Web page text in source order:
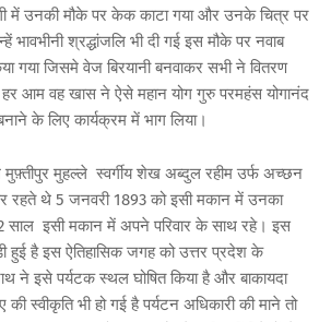
में उनकी मौके पर केक काटा गया और उनके चित्र पर
भावभीनी श्रद्धांजलि भी दी गई इस मौके पर नवाब
गया जिसमे वेज बिरयानी बनवाकर सभी ने वितरण
हर आम वह खास ने ऐसे महान योग गुरु परमहंस योगानंद
के लिए कार्यक्रम में भाग लिया।
मुफ़्तीपुर मुहल्ले स्वर्गीय शेख अब्दुल रहीम उर्फ अच्छन
रहते थे 5 जनवरी 1893 को इसी मकान में उनका
साल इसी मकान में अपने परिवार के साथ रहे। इस
हुई है इस ऐतिहासिक जगह को उत्तर प्रदेश के
ने इसे पर्यटक स्थल घोषित किया है और बाकायदा
स्वीकृति भी हो गई है पर्यटन अधिकारी की माने तो